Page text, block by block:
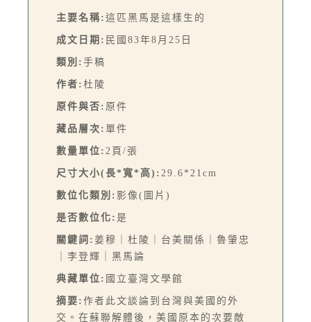
主要名稱: 這匹黑馬是這樣生的
成文日期: 民國83年8月25日
類別: 手稿
作者: 杜陵
原件與否: 原件
藏品層次: 單件
數量單位: 2頁/張
尺寸大小(長*寬*高): 29.6*21cm
數位化類別: 影像(圖片)
是否數位化: 是
關鍵詞: 姜穆｜杜陵｜台美關係｜魯肇忠
｜李登輝｜黑馬論
典藏單位: 國立臺灣文學館
摘要: 作者此文談論到台灣與美國的外
交。在蘇聯解體後，美國原本的次要敵